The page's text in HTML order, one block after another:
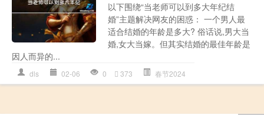
以下围绕“当老师可以到多大年纪结
婚”主题解决网友的困惑： 一个男人最
适合结婚的年龄是多大? 俗话说,男大当
婚,女大当嫁。但其实结婚的最佳年龄是
因人而异的...
dls 02-06 0 373 春节2024